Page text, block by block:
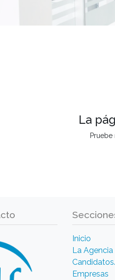
La
Inicio
La Agencia
Empresas